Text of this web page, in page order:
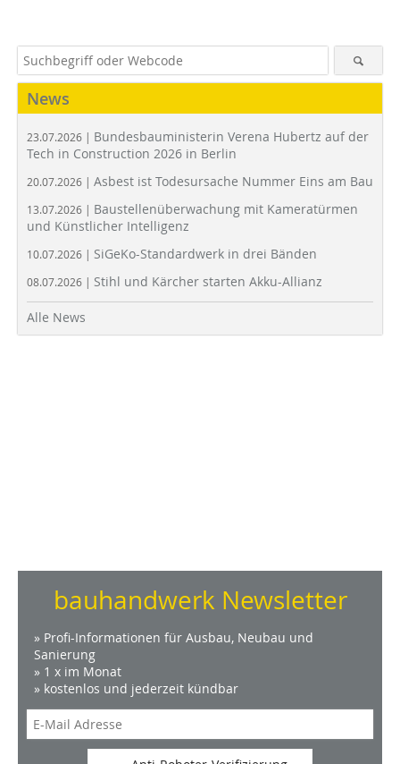
News
23.07.2026 | Bundesbauministerin Verena Hubertz auf der
Tech in Construction 2026 in Berlin
20.07.2026 | Asbest ist Todesursache Nummer Eins am Bau
13.07.2026 | Baustellenüberwachung mit Kameratürmen
und Künstlicher Intelligenz
10.07.2026 | SiGeKo-Standardwerk in drei Bänden
08.07.2026 | Stihl und Kärcher starten Akku-Allianz
Alle News
bauhandwerk Newsletter
» Profi-Informationen für Ausbau, Neubau und
Sanierung
» 1 x im Monat
» kostenlos und jederzeit kündbar